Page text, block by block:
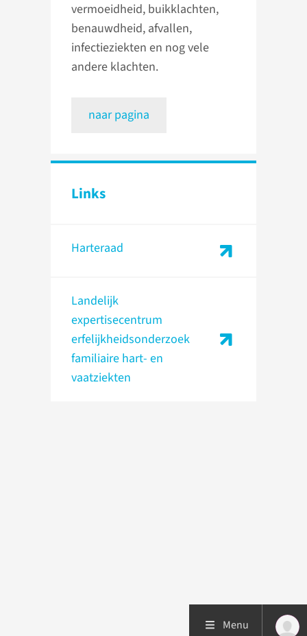
vermoeidheid, buikklachten,
benauwdheid, afvallen,
infectieziekten en nog vele
andere klachten.
naar pagina
Links
Harteraad
Landelijk
expertisecentrum
erfelijkheidsonderzoek
familiaire hart- en
vaatziekten
Menu